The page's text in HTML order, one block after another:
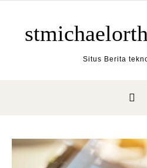
Situs Berita